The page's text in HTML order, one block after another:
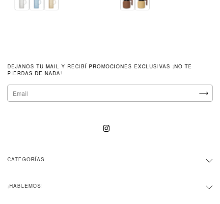
DEJANOS TU MAIL Y RECIBÍ PROMOCIONES EXCLUSIVAS ¡NO TE
PIERDAS DE NADA!
CATEGORÍAS
¡HABLEMOS!